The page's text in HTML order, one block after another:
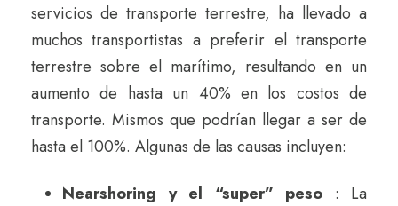
servicios de transporte terrestre, ha llevado a
muchos transportistas a preferir el transporte
terrestre sobre el marítimo, resultando en un
aumento de hasta un 40% en los costos de
transporte. Mismos que podrían llegar a ser de
hasta el 100%. Algunas de las causas incluyen:
Nearshoring y el “super” peso : La